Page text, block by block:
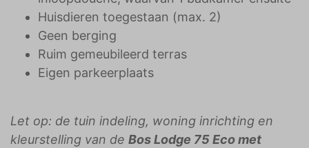
Huisdieren toegestaan (max. 2)
Geen berging
Ruim gemeubileerd terras
Eigen parkeerplaats
Let op: de tuin indeling, woning inrichting en
kleurstelling van de Bos Lodge 75 Eco met